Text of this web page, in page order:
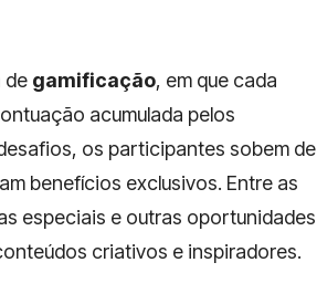
de gamificação, em que cada
acumulada pelos
os participantes sobem de
benefícios exclusivos. Entre as
especiais e outras oportunidades
criativos e inspiradores.